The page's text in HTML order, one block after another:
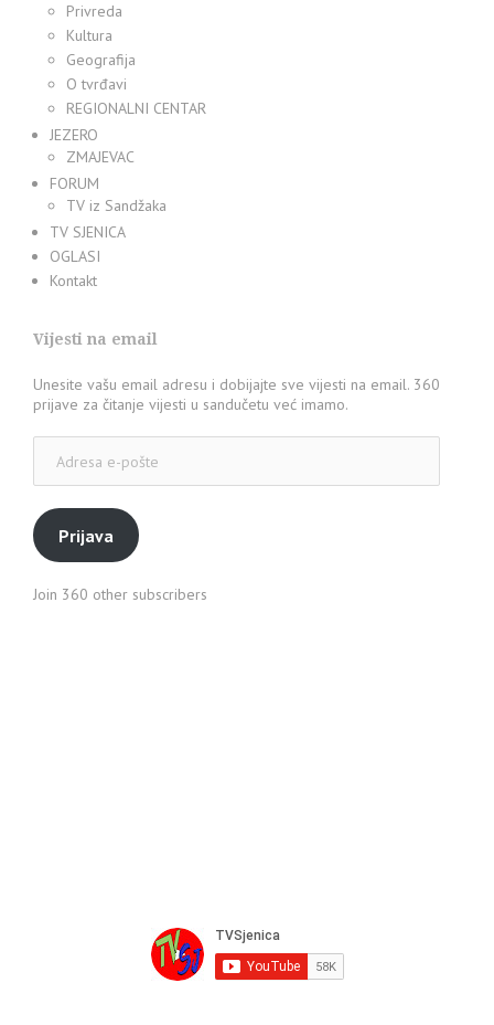
Privreda
Kultura
Geografija
O tvrđavi
REGIONALNI CENTAR
JEZERO
ZMAJEVAC
FORUM
TV iz Sandžaka
TV SJENICA
OGLASI
Kontakt
Vijesti na email
Unesite vašu email adresu i dobijajte sve vijesti na email. 360
prijave za čitanje vijesti u sandučetu već imamo.
pošte
Prijava
Join 360 other subscribers